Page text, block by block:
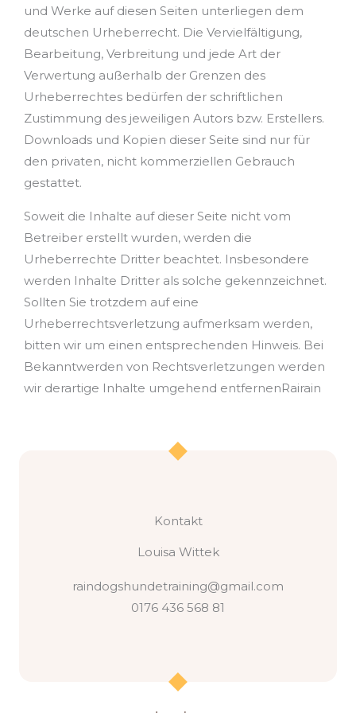
und Werke auf diesen Seiten unterliegen dem
deutschen Urheberrecht. Die Vervielfältigung,
Bearbeitung, Verbreitung und jede Art der
Verwertung außerhalb der Grenzen des
Urheberrechtes bedürfen der schriftlichen
Zustimmung des jeweiligen Autors bzw. Erstellers.
Downloads und Kopien dieser Seite sind nur für
den privaten, nicht kommerziellen Gebrauch
gestattet.
Soweit die Inhalte auf dieser Seite nicht vom
Betreiber erstellt wurden, werden die
Urheberrechte Dritter beachtet. Insbesondere
werden Inhalte Dritter als solche gekennzeichnet.
Sollten Sie trotzdem auf eine
Urheberrechtsverletzung aufmerksam werden,
bitten wir um einen entsprechenden Hinweis. Bei
Bekanntwerden von Rechtsverletzungen werden
wir derartige Inhalte umgehend entfernenRairain
Kontakt
Louisa Wittek
raindogshundetraining@gmail.com
0176 436 568 81